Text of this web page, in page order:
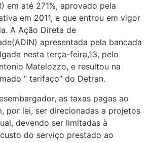
em até 271%, aprovado pela
em 2011, e que entrou em vigor
A Ação Direta de
apresentada pela bancada
nesta terça-feira,13, pelo
Matelozzo, e resultou na
“ tarifaço” do Detran.
as taxas pagas ao
por lei, ser direcionadas a projetos
devendo ser limitadas à
do serviço prestado ao